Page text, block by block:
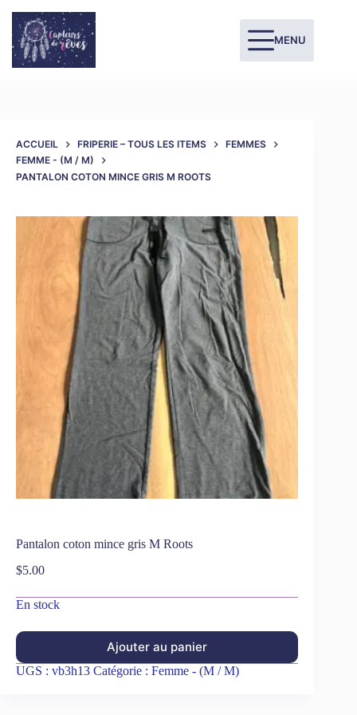
MENU
ACCUEIL FRIPERIE – TOUS LES ITEMS
FEMMES
FEMME - (M / M)
PANTALON COTON MINCE GRIS M ROOTS
Pantalon coton mince gris M Roots
$5.00
En stock
Ajouter au panier
UGS : vb3h13 Catégorie : Femme - (M / M)